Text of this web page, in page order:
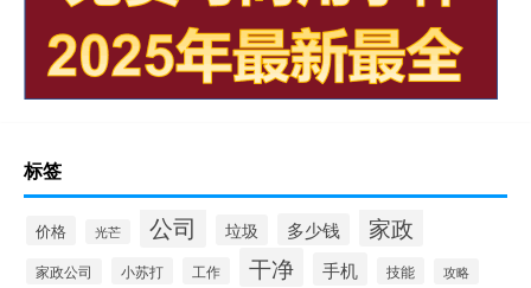
标签
价格 光芒 公司 垃圾 多少钱 家政
家政公司 小苏打 工作 干净 手机 技能 攻略